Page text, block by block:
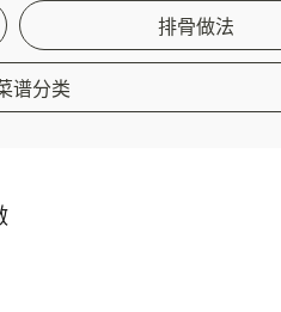
排骨做法
谱分类